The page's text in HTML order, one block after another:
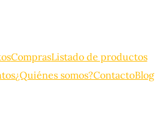
ComprasListado de productos
¿Quiénes somos?ContactoBlog